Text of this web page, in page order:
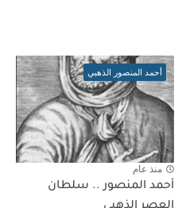
أحمد المنصور الذهبي
منذ عام
أحمد المنصور .. سلطان